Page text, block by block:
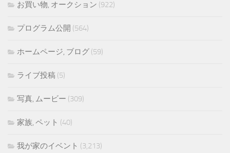
お買い物, オークション (922)
プログラム公開 (564)
ホームページ, ブログ (59)
ライブ投稿 (5)
写真, ムービー (309)
家族, ペット (40)
我が家のイベント (3,213)